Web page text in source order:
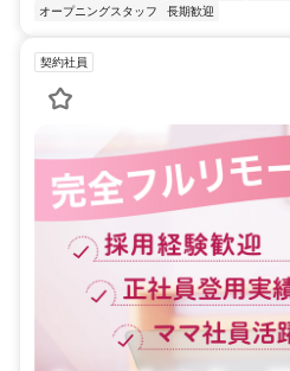
オープニングスタッフ
長期歓迎
契約社員